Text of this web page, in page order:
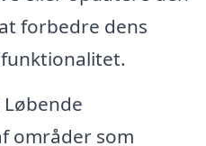
forbedre dens
Løbende
områder som